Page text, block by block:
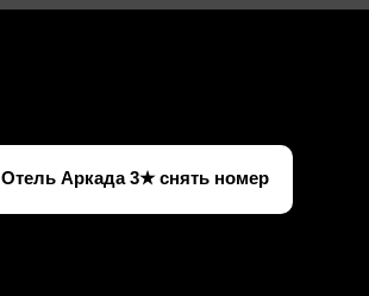
Отель Аркада 3★ снять номер